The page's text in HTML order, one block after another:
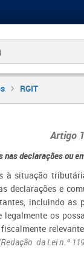
RGIT
Artigo
nas declarações ou
à situação
declarações e
incluindo
os
da Lei n.º